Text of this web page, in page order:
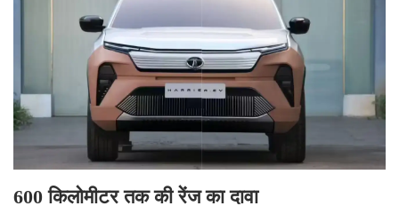
600 किलोमीटर तक की रेंज का दावा